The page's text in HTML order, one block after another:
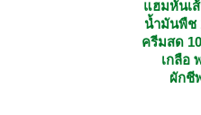
ฮมหั่นเส้
น้ำมันพืช
ครีมสด
เกลือ
ผักชี